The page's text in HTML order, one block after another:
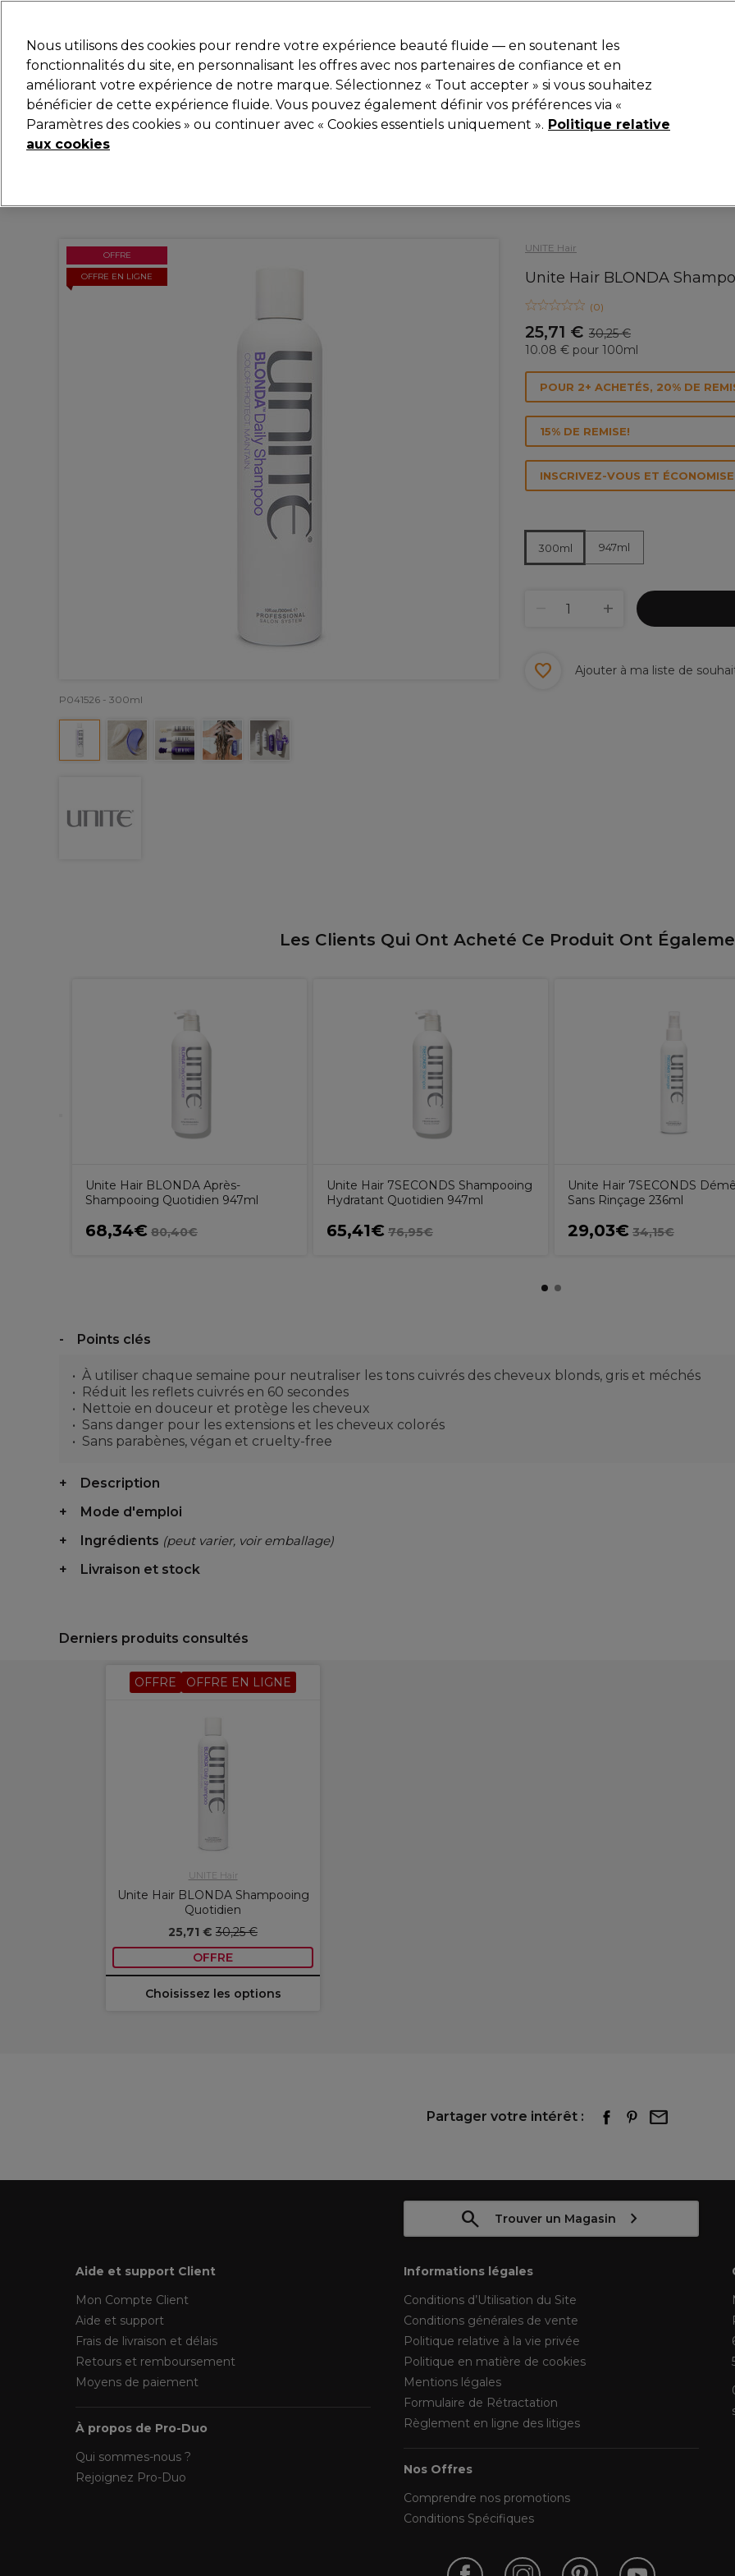
Rechercher
Marques Bons plans Coiffure Electro et Matériel Equipement de salon Beauté Hommes
Livraison et délais
UNITE Hair
Unite Hair BLONDA
(0)
25,71 € 30,25 €
10.08 € pour 100ml
OFFRE
OFFRE EN LIGNE
P041526 - 300ml
POUR 2+ ACHETÉS, 20% DE
15% DE REMISE!
INSCRIVEZ-VOUS ET
300ml 947ml
Ajouter à ma liste de
Les Clients Qui Ont Acheté Ce Produit Ont
Unite Hair BLONDA Après-
Shampooing Quotidien 947ml
68,34€ 80,40€
Unite Hair 7SECONDS Shampooing
Hydratant Quotidien 947ml
65,41€ 76,95€
Unite Hair 7SECONDS
Sans Rinçage 236ml
29,03€ 34,15€
Points clés
À utiliser chaque semaine pour neutraliser les tons cuivrés des cheveux blonds, gris et méchés
Réduit les reflets cuivrés en 60 secondes
Nettoie en douceur et protège les cheveux
Sans danger pour les extensions et les cheveux colorés
Sans parabènes, végan et cruelty-free
Description
Mode d'emploi
Ingrédients (peut varier, voir emballage)
Livraison et stock
Derniers produits consultés
OFFRE OFFRE EN LIGNE
UNITE Hair
Unite Hair BLONDA Shampooing
Quotidien
25,71 € 30,25 €
OFFRE
Choisissez les options
Partager votre intérêt :
Trouver un Magasin
Aide et support Client
Mon Compte Client
Aide et support
Frais de livraison et délais
Retours et remboursement
Moyens de paiement
À propos de Pro-Duo
Qui sommes-nous ?
Rejoignez Pro-Duo
Informations légales
Conditions d’Utilisation du Site
Conditions générales de vente
Politique relative à la vie privée
Politique en matière de cookies
Mentions légales
Formulaire de Rétractation
Règlement en ligne des litiges
Nos Offres
Comprendre nos promotions
Conditions Spécifiques
Nous utilisons des cookies pour rendre votre expérience beauté fluide — en soutenant les
fonctionnalités du site, en personnalisant les offres avec nos partenaires de confiance et en
améliorant votre expérience de notre marque. Sélectionnez « Tout accepter » si vous souhaitez
bénéficier de cette expérience fluide. Vous pouvez également définir vos préférences via «
Paramètres des cookies » ou continuer avec « Cookies essentiels uniquement ». Politique relative
aux cookies